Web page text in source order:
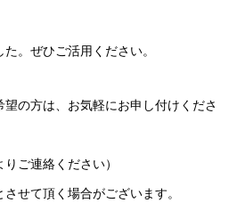
。ぜひご活用ください。
の方は、お気軽にお申し付けくださ
ご連絡ください）
せて頂く場合がございます。